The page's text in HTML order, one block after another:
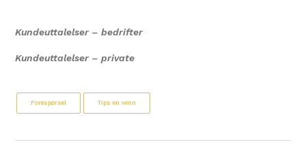
Kundeuttalelser – bedrifter
Kundeuttalelser – private
Forespørsel Tips en venn